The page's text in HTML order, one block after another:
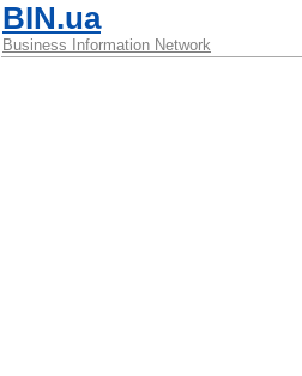
BIN.ua
Business Information Network